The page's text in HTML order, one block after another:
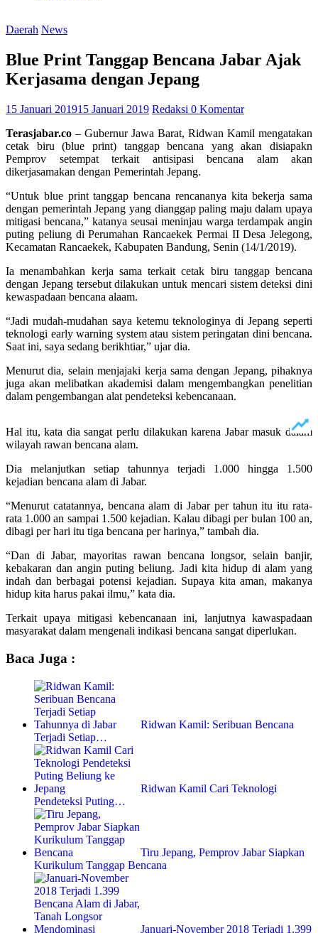
Daerah News
Blue Print Tanggap Bencana Jabar Ajak
Kerjasama dengan Jepang
15 Januari 201915 Januari 2019 Redaksi 0 Komentar
Terasjabar.co – Gubernur Jawa Barat, Ridwan Kamil mengatakan
cetak biru (blue print) tanggap bencana yang akan disiapakn
Pemprov setempat terkait antisipasi bencana alam akan
dikerjasamakan dengan Pemerintah Jepang.
“Untuk blue print tanggap bencana rencananya kita bekerja sama
dengan pemerintah Jepang yang dianggap paling maju dalam upaya
mitigasi bencana,” katanya seusai meninjau warga terdampak angin
puting peliung di Perumahan Rancaekek Permai II Desa Jelegong,
Kecamatan Rancaekek, Kabupaten Bandung, Senin (14/1/2019).
Ia menambahkan kerja sama terkait cetak biru tanggap bencana
dengan Jepang tersebut dilakukan untuk mencari sistem deteksi dini
kewaspadaan bencana alaam.
“Jadi mudah-mudahan saya ketemu teknologinya di Jepang seperti
teknologi early warning system atau sistem peringatan dini bencana.
Saat ini, saya sedang berikhtiar,” ujar dia.
Menurut dia, selain menjajaki kerja sama dengan Jepang, pihaknya
juga akan melibatkan akademisi dalam mengembangkan penelitian
dalam pengembangan alat pendeteksi kebencanaan.
Hal itu, kata dia sangat perlu dilakukan karena Jabar masuk dalam
wilayah rawan bencana alam.
Dia melanjutkan setiap tahunnya terjadi 1.000 hingga 1.500
kejadian bencana alam di Jabar.
“Menurut catatannya, bencana alam di Jabar per tahun itu itu rata-
rata 1.000 an sampai 1.500 kejadian. Kalau dibagi per bulan 100 an,
dibagi per hari itu tiga bencana per harinya,” tambah dia.
“Dan di Jabar, mayoritas rawan bencana longsor, selain banjir,
kebakaran dan angin puting beliung. Jadi kita hidup di alam yang
indah dan berbagai potensi kejadian. Supaya kita aman, makanya
hidup kita harus pakai ilmu,” kata dia.
Terkait upaya mitigasi kebencanaan ini, lanjutnya kawaspadaan
masyarakat dalam mengenali indikasi bencana sangat diperlukan.
Baca Juga :
Ridwan Kamil: Seribuan Bencana
Terjadi Setiap…
Ridwan Kamil Cari Teknologi
Pendeteksi Puting…
Tiru Jepang, Pemprov Jabar Siapkan
Kurikulum Tanggap Bencana
Januari-November 2018 Terjadi 1.399